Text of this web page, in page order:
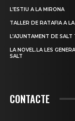
L’ESTIU A LA MIRONA
TALLER DE RATAFIA A
L’AJUNTAMENT DE
LA NOVEL.LA LES
SALT
CONTACTE